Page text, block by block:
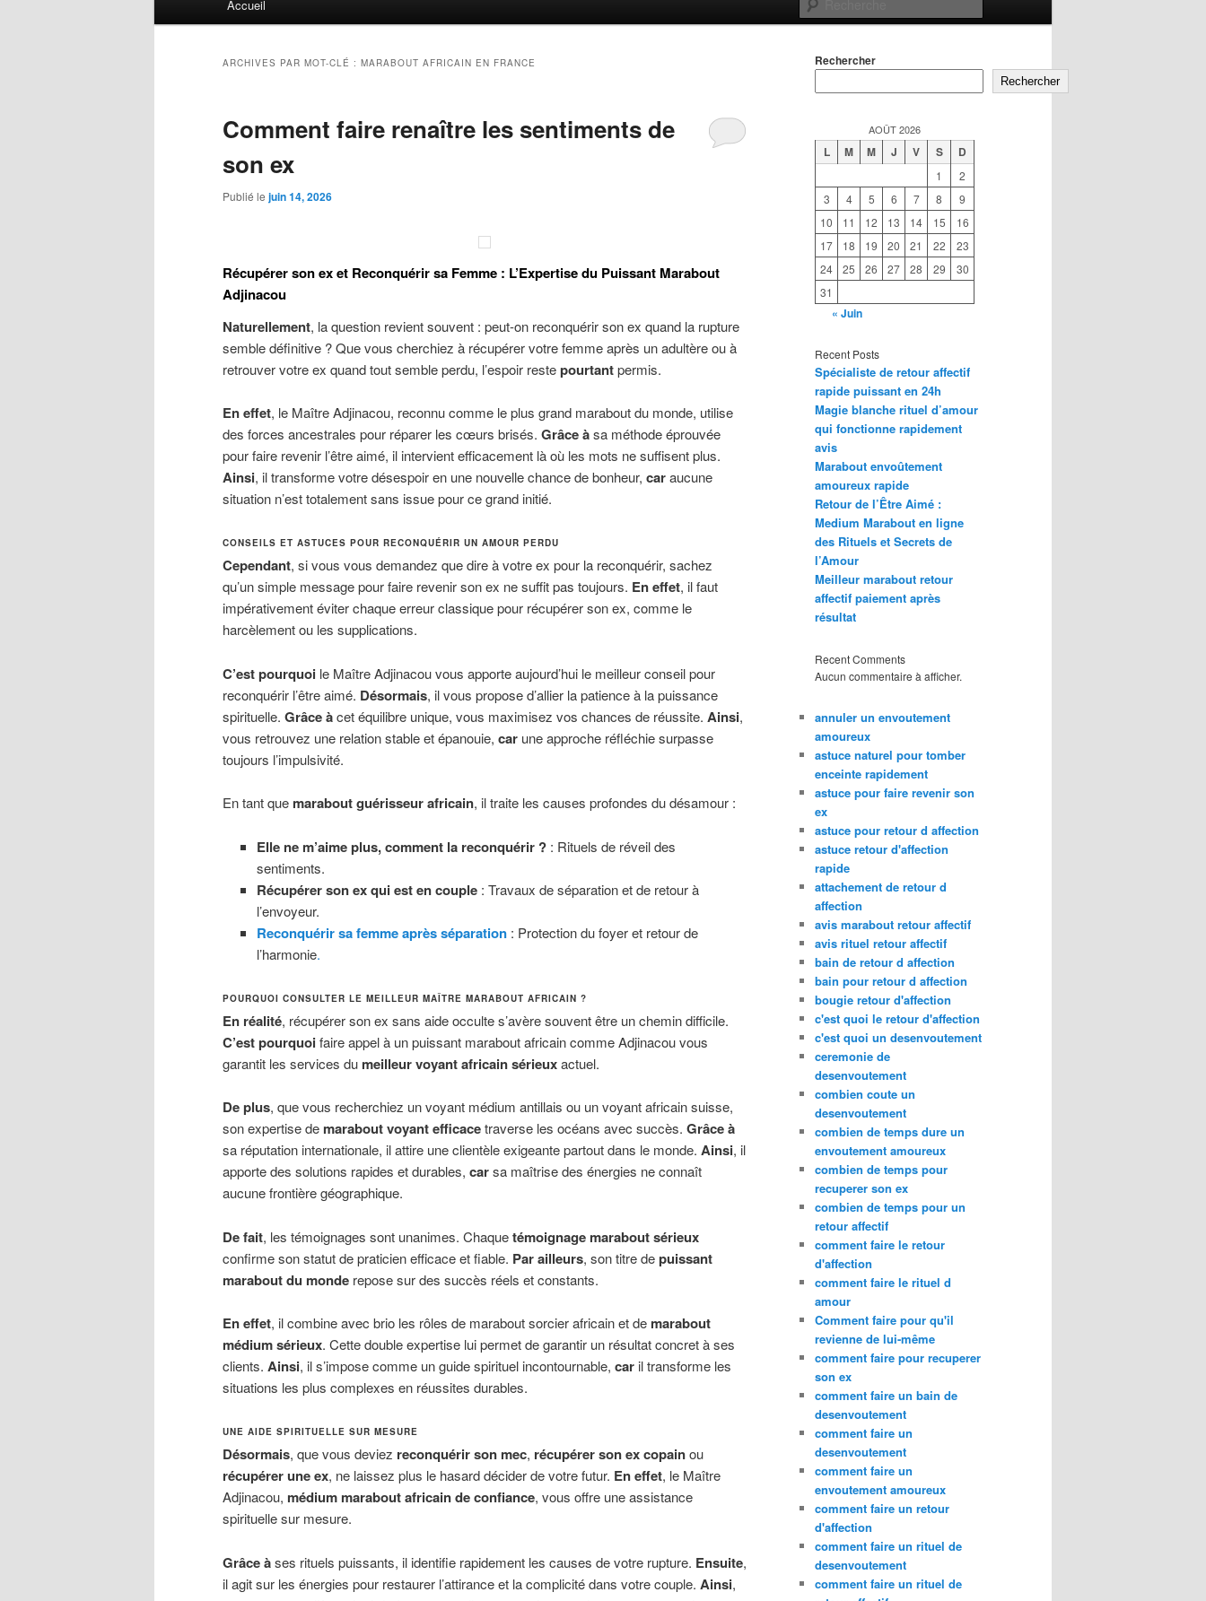
Accueil
ARCHIVES PAR MOT-CLÉ : MARABOUT AFRICAIN EN FRANCE
Comment faire renaître les sentiments de
son ex
Publié le juin 14, 2026
Récupérer son ex et Reconquérir sa Femme : L’Expertise du Puissant Marabout
Adjinacou
Naturellement, la question revient souvent : peut-on reconquérir son ex quand la rupture
semble définitive ? Que vous cherchiez à récupérer votre femme après un adultère ou à
retrouver votre ex quand tout semble perdu, l’espoir restepourtantpermis.
En effet, le Maître Adjinacou, reconnu comme le plus grand marabout du monde, utilise
des forces ancestrales pour réparer les cœurs brisés. Grâce àsa méthode éprouvée
pour faire revenir l’être aimé, il intervient efficacement là où les mots ne suffisent plus.
Ainsi, il transforme votre désespoir en une nouvelle chance de bonheur, caraucune
situation n’est totalement sans issue pour ce grand initié.
CONSEILS ET ASTUCES POUR RECONQUÉRIR UN AMOUR PERDU
Cependant, si vous vous demandez que dire à votre ex pour la reconquérir, sachez
qu’un simple message pour faire revenir son ex ne suffit pas toujours. En effet, il faut
impérativement éviter chaque erreur classique pour récupérer son ex, comme le
harcèlement ou les supplications.
C’est pourquoi le Maître Adjinacou vous apporte aujourd’hui le meilleur conseil pour
reconquérir l’être aimé. Désormais, il vous propose d’allier la patience à la puissance
spirituelle. Grâce àcet équilibre unique, vous maximisez vos chances de réussite. Ainsi,
vous retrouvez une relation stable et épanouie, car une approche réfléchie surpasse
toujours l’impulsivité.
En tant que marabout guérisseur africain, il traite les causes profondes du désamour :
Elle ne m’aime plus, comment la reconquérir ?: Rituels de réveil des
sentiments.
Récupérer son ex qui est en couple: Travaux de séparation et de retour à
l’envoyeur.
Reconquérir sa femme après séparation: Protection du foyer et retour de
l’harmonie.
POURQUOI CONSULTER LE MEILLEUR MAÎTRE MARABOUT AFRICAIN ?
En réalité, récupérer son ex sans aide occulte s’avère souvent être un chemin difficile.
C’est pourquoifaire appel à un puissant marabout africain comme Adjinacou vous
garantit les services du meilleur voyant africain sérieuxactuel.
De plus, que vous recherchiez un voyant médium antillais ou un voyant africain suisse,
son expertise de marabout voyant efficacetraverse les océans avec succès. Grâce à
sa réputation internationale, il attire une clientèle exigeante partout dans le monde. Ainsi, il
apporte des solutions rapides et durables, carsa maîtrise des énergies ne connaît
aucune frontière géographique.
De fait, les témoignages sont unanimes. Chaquetémoignage marabout sérieux
confirme son statut de praticien efficace et fiable. Par ailleurs, son titre depuissant
marabout du monde repose sur des succès réels et constants.
En effet, il combine avec brio les rôles de marabout sorcier africain et de marabout
médium sérieux. Cette double expertise lui permet de garantir un résultat concret à ses
clients. Ainsi, il s’impose comme un guide spirituel incontournable, car il transforme les
situations les plus complexes en réussites durables.
UNE AIDE SPIRITUELLE SUR MESURE
Désormais, que vous deviez reconquérir son mec, récupérer son ex copainou
récupérer une ex, ne laissez plus le hasard décider de votre futur. En effet, le Maître
Adjinacou, médium marabout africain de confiance, vous offre une assistance
spirituelle sur mesure.
Grâce àses rituels puissants, il identifie rapidement les causes de votre rupture. Ensuite,
il agit sur les énergies pour restaurer l’attirance et la complicité dans votre couple. Ainsi,
Rechercher
Rechercher
AOÛT 2026
L M M J V S D
1
2
3
4 5 6 7 8
9
10
11 12 13 14 15
16
17
18 19 20 21 22
23
24
25 26 27 28 29
30
31
« Juin
Recent Posts
Spécialiste de retour affectif
rapide puissant en 24h
Magie blanche rituel d’amour
qui fonctionne rapidement
avis
Marabout envoûtement
amoureux rapide
Retour de l’Être Aimé :
Medium Marabout en ligne
des Rituels et Secrets de
l’Amour
Meilleur marabout retour
affectif paiement après
résultat
Recent Comments
Aucun commentaire à afficher.
annuler un envoutement
amoureux
astuce naturel pour tomber
enceinte rapidement
astuce pour faire revenir son
ex
astuce pour retour d affection
astuce retour d'affection
rapide
attachement de retour d
affection
avis marabout retour affectif
avis rituel retour affectif
bain de retour d affection
bain pour retour d affection
bougie retour d'affection
c'est quoi le retour d'affection
c'est quoi un desenvoutement
ceremonie de
desenvoutement
combien coute un
desenvoutement
combien de temps dure un
envoutement amoureux
combien de temps pour
recuperer son ex
combien de temps pour un
retour affectif
comment faire le retour
d'affection
comment faire le rituel d
amour
Comment faire pour qu'il
revienne de lui-même
comment faire pour recuperer
son ex
comment faire un bain de
desenvoutement
comment faire un
desenvoutement
comment faire un
envoutement amoureux
comment faire un retour
d'affection
comment faire un rituel de
desenvoutement
comment faire un rituel de